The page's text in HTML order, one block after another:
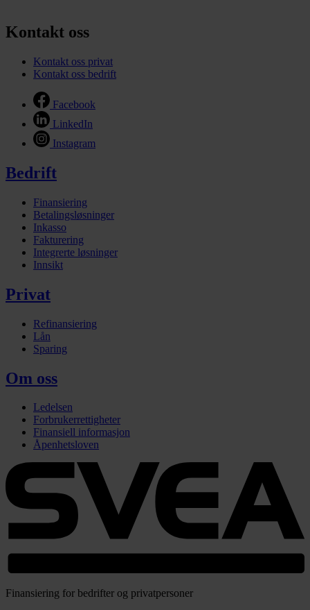
Kontakt oss
Kontakt oss privat
Kontakt oss bedrift
Facebook
LinkedIn
Instagram
Bedrift
Finansiering
Betalingsløsninger
Inkasso
Fakturering
Integrerte løsninger
Innsikt
Privat
Refinansiering
Lån
Sparing
Om oss
Ledelsen
Forbrukerrettigheter
Finansiell informasjon
Åpenhetsloven
Finansiering for bedrifter og privatpersoner